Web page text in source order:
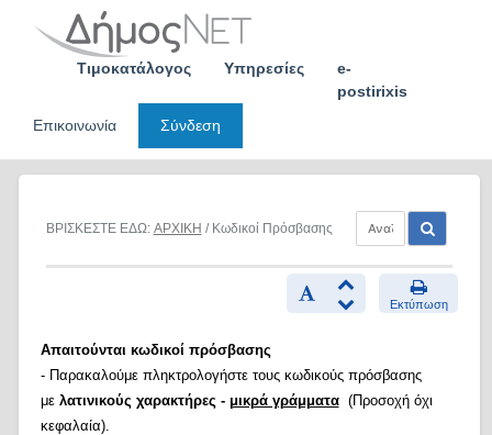
Τιμοκατάλογος Υπηρεσίες
e-
postirixis
Επικοινωνία
Σύνδεση
ΒΡΙΣΚΕΣΤΕ ΕΔΩ: ΑΡΧΙΚΗ / Κωδικοί Πρόσβασης
Εκτύπωση
Απαιτούνται κωδικοί πρόσβασης
- Παρακαλούμε πληκτρολογήστε τους κωδικούς πρόσβασης
με λατινικούς χαρακτήρες - μικρά γράμματα(Προσοχή όχι
κεφαλαία).